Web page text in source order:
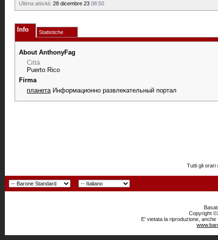
Ultima attività: 28 dicembre 23 08:50
Info Statistiche
About AnthonyFag
Città
Puerto Rico
Firma
планетаИнформационно развлекательный портал
Tutti gli orari
Copyright
E' vietata la riproduzione,